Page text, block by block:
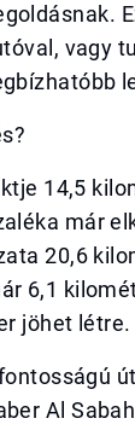
vagy
14,5
már
20,6
6,1
jöhet létre.
Al